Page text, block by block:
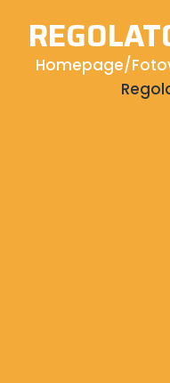
Homepage/